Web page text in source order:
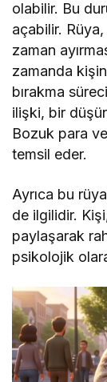
olabilir. Bu
açabilir.
zaman
zamanda
bırakma
ilişki, bir
Bozuk para
temsil eder.
Ayrıca bu
de ilgilidir.
paylaşarak
psikolojik